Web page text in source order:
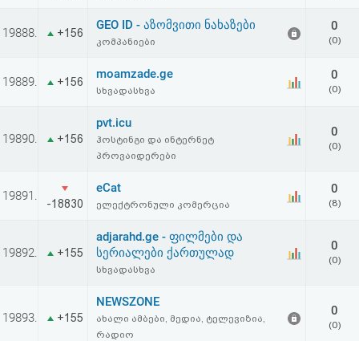
და
უარყოფა
19888. +156
GEO ID - აზომვითი ნახაზები
კომპანიები
0
(0)
19889. +156
moamzade.ge
სხვადასხვა
0
(0)
19890. +156
pvt.icu
ჰოსტინგი და ინტერნეტ
პროვაიდერები
0
(0)
19891.
-18830
eCat
ელექტრონული კომერცია
0
(8)
19892. +155
adjarahd.ge - ფილმები და
სერიალები ქართულად
სხვადასხვა
0
(0)
19893. +155
NEWSZONE
ახალი ამბები, მედია, ტელევიზია,
რადიო
0
(0)